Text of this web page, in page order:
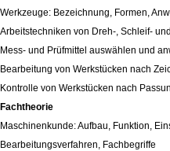
Werkzeuge: Bezeichnung, Formen,
Arbeitstechniken von Dreh-, Schleif-
Mess- und Prüfmittel auswählen und
Bearbeitung von Werkstücken nach
Kontrolle von Werkstücken nach
Fachtheorie
Maschinenkunde: Aufbau, Funktion,
Bearbeitungsverfahren, Fachbegriffe